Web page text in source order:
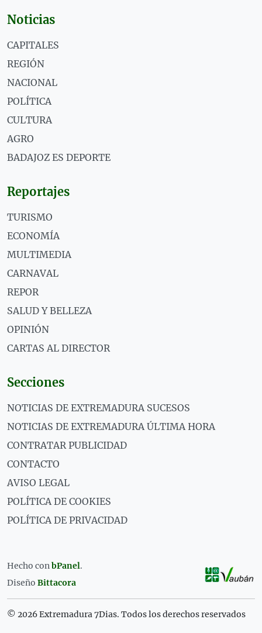
Noticias
CAPITALES
REGIÓN
NACIONAL
POLÍTICA
CULTURA
AGRO
BADAJOZ ES DEPORTE
Reportajes
TURISMO
ECONOMÍA
MULTIMEDIA
CARNAVAL
REPOR
SALUD Y BELLEZA
OPINIÓN
CARTAS AL DIRECTOR
Secciones
NOTICIAS DE EXTREMADURA SUCESOS
NOTICIAS DE EXTREMADURA ÚLTIMA HORA
CONTRATAR PUBLICIDAD
CONTACTO
AVISO LEGAL
POLÍTICA DE COOKIES
POLÍTICA DE PRIVACIDAD
Hecho conbPanel.
Diseño Bittacora
© 2026 Extremadura 7Dias. Todos los derechos reservados